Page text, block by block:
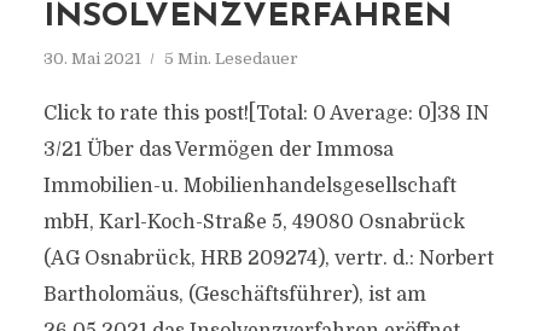
INSOLVENZVERFAHREN
30. Mai 2021 5 Min. Lesedauer
Click to rate this post![Total: 0 Average: 0]38 IN
3/21 Über das Vermögen der Immosa
Immobilien-u. Mobilienhandelsgesellschaft
mbH, Karl-Koch-Straße 5, 49080 Osnabrück
(AG Osnabrück, HRB 209274), vertr. d.: Norbert
Bartholomäus, (Geschäftsführer), ist am